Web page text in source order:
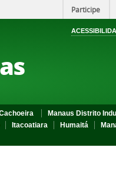
Participe
Manaus Distrito
Itacoatiara Humaitá